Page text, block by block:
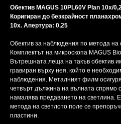
Обектив MAGUS 10PL60V Plan 10х/
Коригиран до безкрайност
10x. Апертура: 0,25
Обектив за наблюдения по метода на
Комплектът на микроскопа MAGUS
Вътрешната леща на такъв обектив
гравиран върху нея, който е
наблюдения. Металният филм
четвърт дължина на вълната спрямо
намалява предаването на светлина.
метода на светлото поле се
пластини.